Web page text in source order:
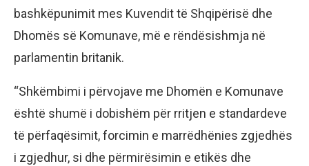
bashkëpunimit mes Kuvendit të Shqipërisë dhe
Dhomës së Komunave, më e rëndësishmja në
parlamentin britanik.
“Shkëmbimi i përvojave me Dhomën e Komunave
është shumë i dobishëm për rritjen e standardeve
të përfaqësimit, forcimin e marrëdhënies zgjedhës
i zgjedhur, si dhe përmirësimin e etikës dhe